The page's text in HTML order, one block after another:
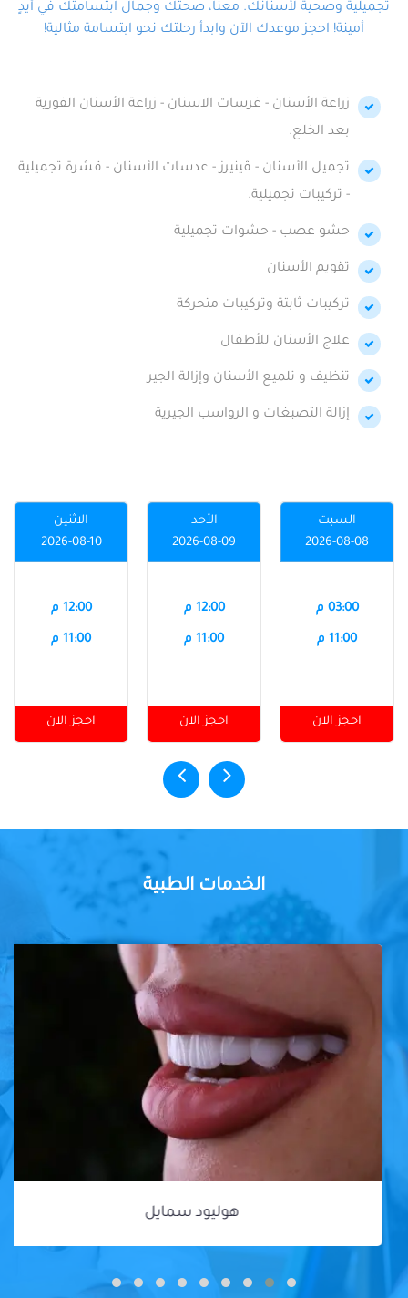
تجميلية وصحية لأسنانك. معنا، صحتك وجمال ابتسامتك في أيدٍ
أمينة! احجز موعدك الآن وابدأ رحلتك نحو ابتسامة مثالية!
زراعة الأسنان - غرسات الاسنان - زراعة الأسنان الفورية
بعد الخلع.
تجميل الأسنان - ڤينيرز - عدسات الأسنان - قشرة تجميلية
- تركيبات تجميلية.
حشو عصب - حشوات تجميلية
تقويم الأسنان
تركيبات ثابتة وتركيبات متحركة
علاج الأسنان للأطفال
تنظيف و تلميع الأسنان وإزالة الجير
إزالة التصبغات و الرواسب الجيرية
السبت
2026-08-08
03:00 م
11:00 م
احجز الان
الأحد
2026-08-09
12:00 م
11:00 م
احجز الان
الاثنين
2026-08-10
12:00 م
11:00 م
احجز الان
الخدمات الطبية
هوليود سمايل